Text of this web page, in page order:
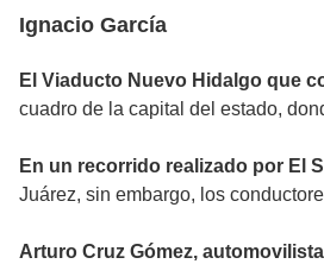
Ignacio García
El Viaducto Nuevo Hidalgo que
cuadro de la capital del estado,
En un recorrido realizado por El
Juárez, sin embargo, los
Arturo Cruz Gómez,